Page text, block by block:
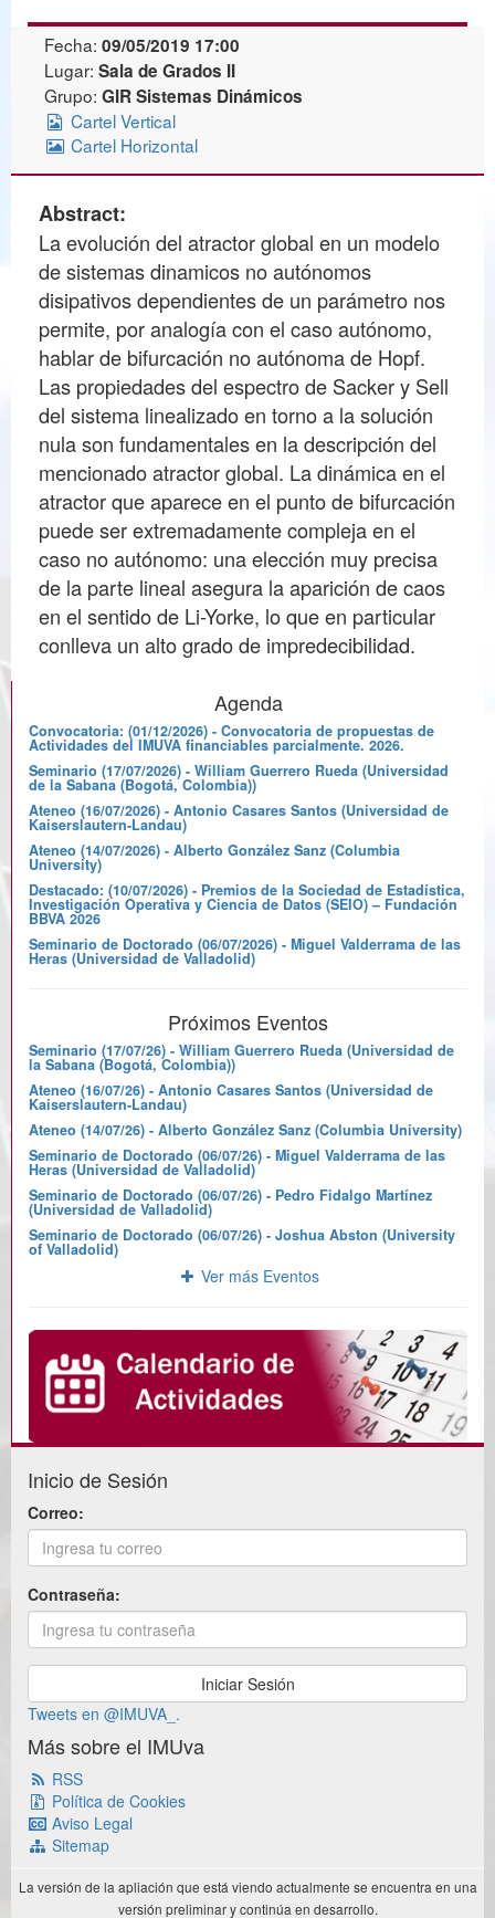
Fecha: 09/05/2019 17:00
Lugar: Sala de Grados II
Grupo: GIR Sistemas Dinámicos
Cartel Vertical
Cartel Horizontal
Abstract:
La evolución del atractor global en un modelo
de sistemas dinamicos no autónomos
disipativos dependientes de un parámetro nos
permite, por analogía con el caso autónomo,
hablar de bifurcación no autónoma de Hopf.
Las propiedades del espectro de Sacker y Sell
del sistema linealizado en torno a la solución
nula son fundamentales en la descripción del
mencionado atractor global. La dinámica en el
atractor que aparece en el punto de bifurcación
puede ser extremadamente compleja en el
caso no autónomo: una elección muy precisa
de la parte lineal asegura la aparición de caos
en el sentido de Li-Yorke, lo que en particular
conlleva un alto grado de impredecibilidad.
Agenda
Convocatoria: (01/12/2026) - Convocatoria de propuestas de
Actividades del IMUVA financiables parcialmente. 2026.
Seminario (17/07/2026) - William Guerrero Rueda (Universidad
de la Sabana (Bogotá, Colombia))
Ateneo (16/07/2026) - Antonio Casares Santos (Universidad de
Kaiserslautern-Landau)
Ateneo (14/07/2026) - Alberto González Sanz (Columbia
University)
Destacado: (10/07/2026) - Premios de la Sociedad de Estadística,
Investigación Operativa y Ciencia de Datos (SEIO) – Fundación
BBVA 2026
Seminario de Doctorado (06/07/2026) - Miguel Valderrama de las
Heras (Universidad de Valladolid)
Próximos Eventos
Seminario (17/07/26) - William Guerrero Rueda (Universidad de
la Sabana (Bogotá, Colombia))
Ateneo (16/07/26) - Antonio Casares Santos (Universidad de
Kaiserslautern-Landau)
Ateneo (14/07/26) - Alberto González Sanz (Columbia University)
Seminario de Doctorado (06/07/26) - Miguel Valderrama de las
Heras (Universidad de Valladolid)
Seminario de Doctorado (06/07/26) - Pedro Fidalgo Martínez
(Universidad de Valladolid)
Seminario de Doctorado (06/07/26) - Joshua Abston (University
of Valladolid)
Ver más Eventos
Inicio de Sesión
Correo:
Contraseña:
Tweets en @IMUVA_.
Más sobre el IMUva
RSS
Política de Cookies
Aviso Legal
Sitemap
La versión de la apliación que está viendo actualmente se encuentra en una
versión preliminar y continúa en desarrollo.